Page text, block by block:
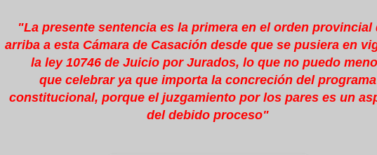
"La presente sentencia es la primera en el orden provincial
arriba a esta Cámara de Casación desde que se pusiera en
la ley 10746 de Juicio por Jurados, lo que no puedo
que celebrar ya que importa la concreción del programa
constitucional, porque el juzgamiento por los pares es un
del debido proceso"